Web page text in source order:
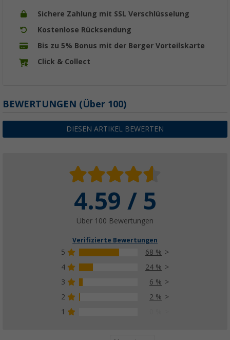
Sichere Zahlung mit SSL Verschlüsselung
Kostenlose Rücksendung
Bis zu 5% Bonus mit der Berger Vorteilskarte
Click & Collect
BEWERTUNGEN (Über 100)
DIESEN ARTIKEL BEWERTEN
4.59 / 5
Über 100 Bewertungen
Verifizierte Bewertungen
5
68 %
4
24 %
3
6 %
2
2 %
1